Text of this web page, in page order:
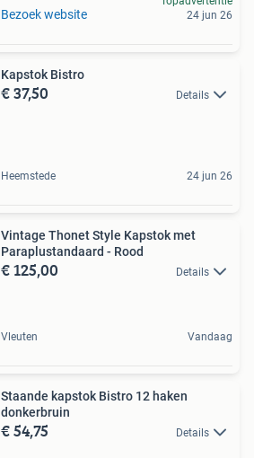
Bezoek website
24 jun 26
Kapstok Bistro
€ 37,50 Details
Heemstede 24 jun 26
Vintage Thonet Style Kapstok met
Paraplustandaard - Rood
€ 125,00 Details
Vleuten Vandaag
Staande kapstok Bistro 12 haken
donkerbruin
€ 54,75 Details